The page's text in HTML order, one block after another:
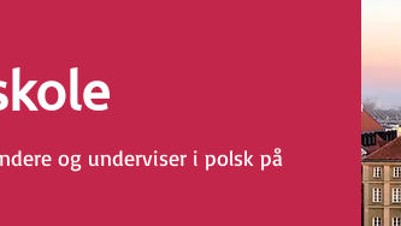
og underviser i polsk på